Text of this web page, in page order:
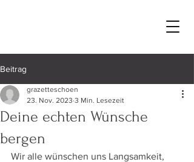
Beitrag
Deine echten Wünsche
bergen
grazetteschoen
23. Nov. 2023 3 Min. Lesezeit
Wir alle wünschen uns Langsamkeit,